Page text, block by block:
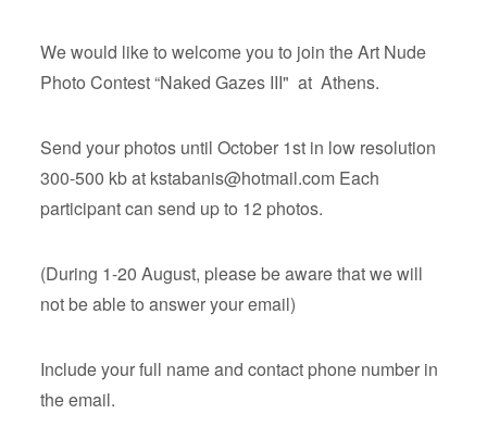
We would like to welcome you to join the Art Nude
Photo Contest “Naked Gazes III" at Athens.
Send your photos until October 1st in low resolution
300-500 kb at kstabanis@hotmail.comEach
participant can send up to 12 photos.
(During 1-20 August, please be aware that we will
not be able to answer your email)
Include your full name and contact phone number in
the email.